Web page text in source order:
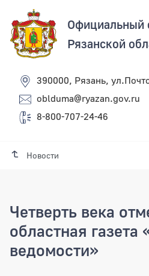
Официальный
Рязанской
390000, Рязань,
oblduma@ryazan.gov.ru
8-800-707-24-46
Новости
Четверть века
областная газета
ведомости»